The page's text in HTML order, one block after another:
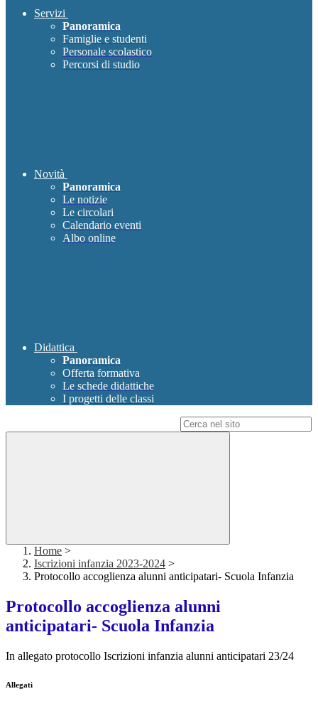
Servizi
Panoramica
Famiglie e studenti
Personale scolastico
Percorsi di studio
Novità
Panoramica
Le notizie
Le circolari
Calendario eventi
Albo online
Didattica
Panoramica
Offerta formativa
Le schede didattiche
I progetti delle classi
Home >
Iscrizioni infanzia 2023-2024 >
Protocollo accoglienza alunni anticipatari- Scuola Infanzia
Protocollo accoglienza alunni
anticipatari- Scuola Infanzia
In allegato protocollo Iscrizioni infanzia alunni anticipatari 23/24
Allegati